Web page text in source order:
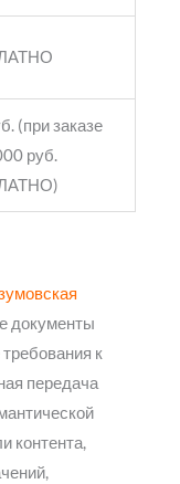
(при заказе
руб.
документы
к
передача
контента,